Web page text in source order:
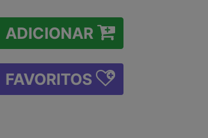
ADICIONAR
FAVORITOS